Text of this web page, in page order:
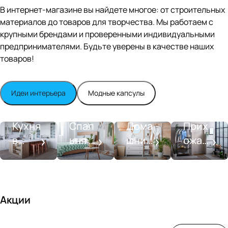
n
Whit
e
satin
В интернет-магазине вы найдете многое: от строительных
материалов до товаров для творчества. Мы работаем с
крупными брендами и проверенными индивидуальными
предпринимателями. Будьте уверены в качестве наших
товаров!
Идеи интерьера Модные капсулы
Кухня
в
стиле
Спал
ьня в
совре
Дома
шний
SPA-
Прих
ожая
со
Акции